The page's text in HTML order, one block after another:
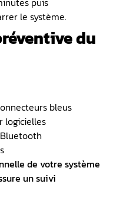
le système.
du
bleus
logicielles
de votre système
un suivi